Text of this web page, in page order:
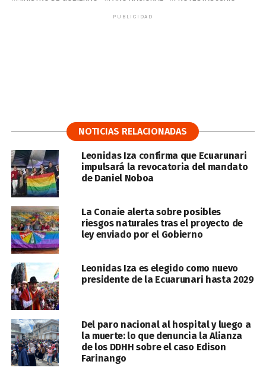
PUBLICIDAD
NOTICIAS RELACIONADAS
Leonidas Iza confirma que Ecuarunari
impulsará la revocatoria del mandato
de Daniel Noboa
La Conaie alerta sobre posibles
riesgos naturales tras el proyecto de
ley enviado por el Gobierno
Leonidas Iza es elegido como nuevo
presidente de la Ecuarunari hasta 2029
Del paro nacional al hospital y luego a
la muerte: lo que denuncia la Alianza
de los DDHH sobre el caso Edison
Farinango